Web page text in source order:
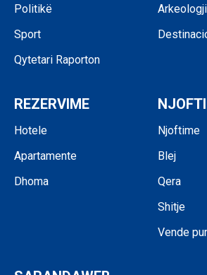
Politikë
Sport
Qytetari Raporton
REZERVIME
Hotele
Apartamente
Dhoma
Njoftime
Blej
Qera
Shitje
Vende